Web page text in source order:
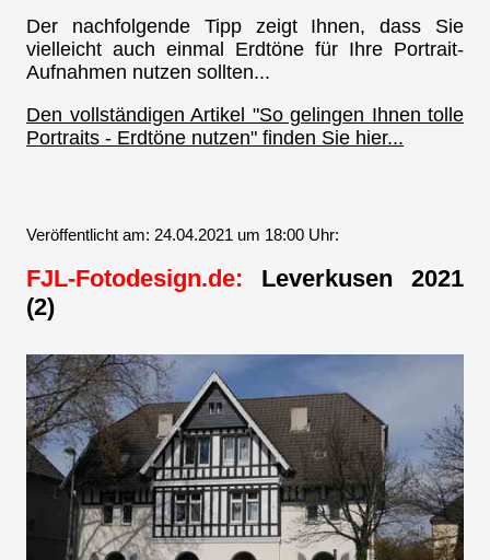
Der nachfolgende Tipp zeigt Ihnen, dass Sie
vielleicht auch einmal Erdtöne für Ihre Portrait-
Aufnahmen nutzen sollten...
Den vollständigen Artikel "So gelingen Ihnen tolle
Portraits - Erdtöne nutzen" finden Sie hier...
Veröffentlicht am: 24.04.2021 um 18:00 Uhr:
FJL-Fotodesign.de: Leverkusen 2021
(2)